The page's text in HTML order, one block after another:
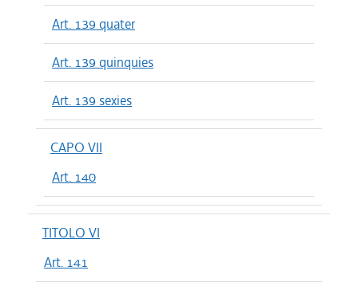
Art. 139 quater
Art. 139 quinquies
Art. 139 sexies
CAPO VII
Art. 140
TITOLO VI
Art. 141